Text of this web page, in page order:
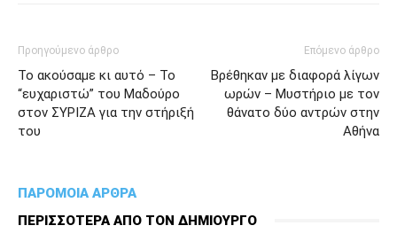
Προηγούμενο άρθρο
Το ακούσαμε κι αυτό – Το
“ευχαριστώ” του Μαδούρο
στον ΣΥΡΙΖΑ για την στήριξή
του
Επόμενο άρθρο
Βρέθηκαν με διαφορά λίγων
ωρών – Μυστήριο με τον
θάνατο δύο αντρών στην
Αθήνα
ΠΑΡΟΜΟΙΑ ΑΡΘΡΑ
ΠΕΡΙΣΣΟΤΕΡΑ ΑΠΟ ΤΟΝ ΔΗΜΙΟΥΡΓΟ